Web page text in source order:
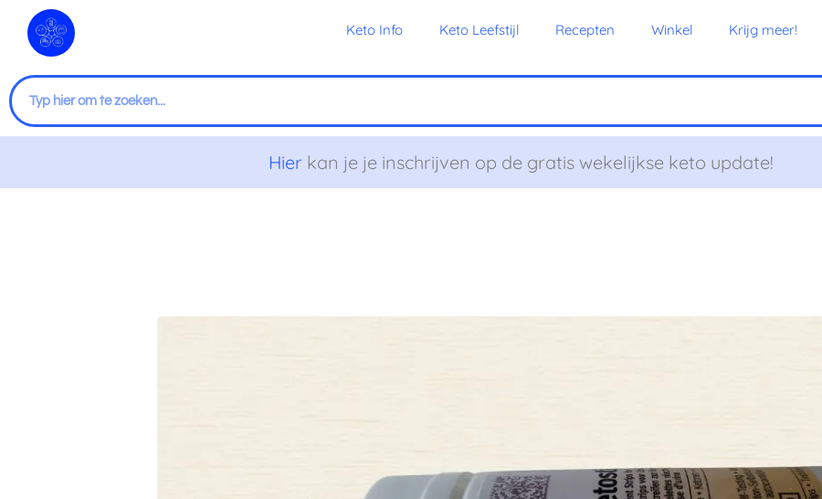
naar
inhoud
Keto Info Keto Leefstijl Recepten Winkel Krijg meer!
Zoeken
Hierkan je je inschrijven op de gratis wekelijkse keto update!